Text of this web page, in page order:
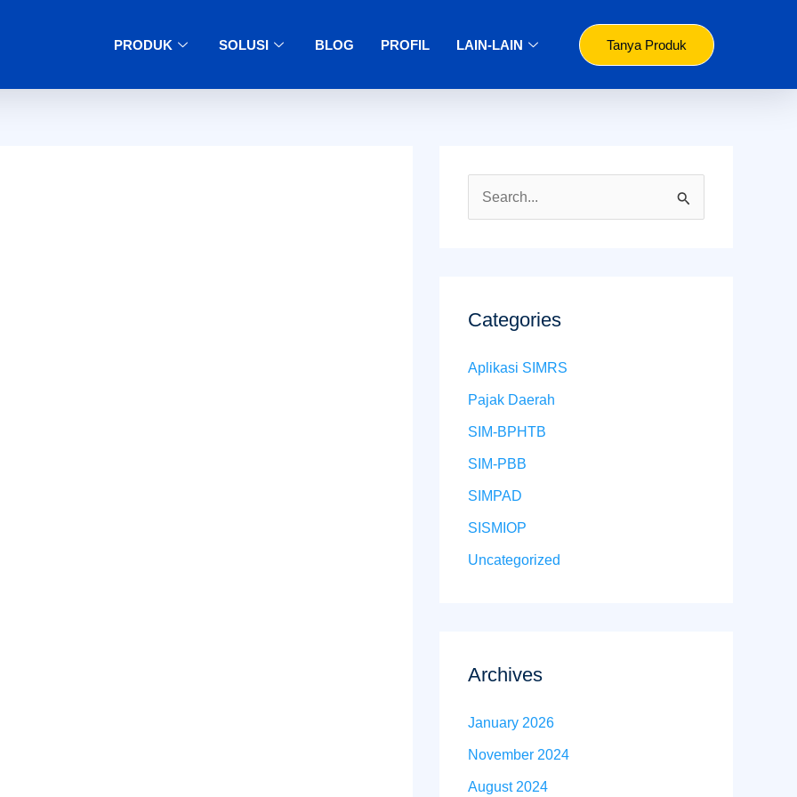
PRODUK SOLUSI BLOG PROFIL LAIN-LAIN Tanya Produk
c
f
o
r
:
Categories
Aplikasi SIMRS
Pajak Daerah
SIM-BPHTB
SIM-PBB
SIMPAD
SISMIOP
Uncategorized
Archives
January 2026
November 2024
August 2024